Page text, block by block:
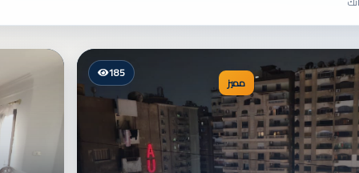
مميز
140